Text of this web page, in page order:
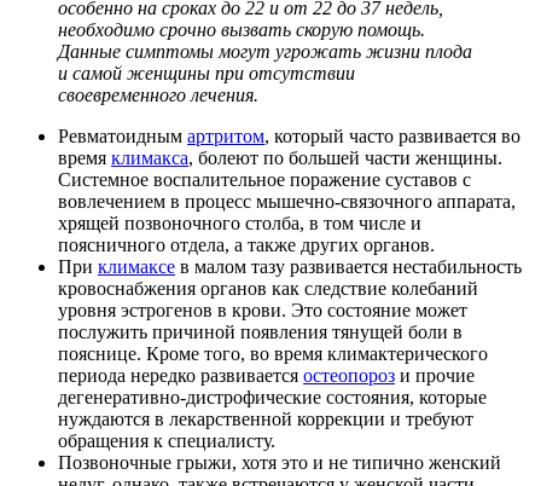
особенно на сроках до 22 и от 22 до 37 недель,
необходимо срочно вызвать скорую помощь.
Данные симптомы могут угрожать жизни плода
и самой женщины при отсутствии
своевременного лечения.
Ревматоидным артритом, который часто развивается во
время климакса, болеют по большей части женщины.
Системное воспалительное поражение суставов с
вовлечением в процесс мышечно-связочного аппарата,
хрящей позвоночного столба, в том числе и
поясничного отдела, а также других органов.
При климаксе в малом тазу развивается нестабильность
кровоснабжения органов как следствие колебаний
уровня эстрогенов в крови. Это состояние может
послужить причиной появления тянущей боли в
пояснице. Кроме того, во время климактерического
периода нередко развивается остеопороз и прочие
дегенеративно-дистрофические состояния, которые
нуждаются в лекарственной коррекции и требуют
обращения к специалисту.
Позвоночные грыжи, хотя это и не типично женский